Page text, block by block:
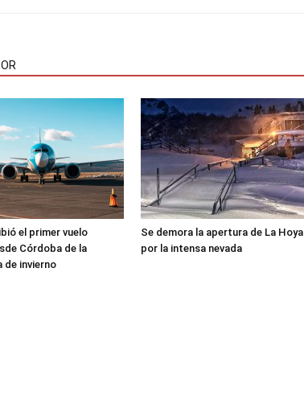
el primer vuelo
Córdoba de la
de invierno
Se demora la apertura de La Hoya
por la intensa nevada